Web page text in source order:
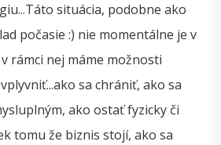
situácia, podobne ako
počasie :) nie momentálne je v
rámci nej máme možnosti
sa chrániť, ako sa
ako ostať fyzicky či
tomu že biznis stojí, ako sa